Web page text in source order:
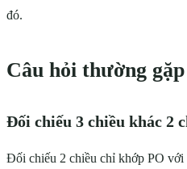
đó.
Câu hỏi thường gặp
Đối chiếu 3 chiều khác 2
Đối chiếu 2 chiều chỉ khớp PO